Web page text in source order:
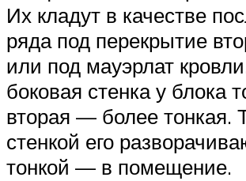
Их кладут в качестве
ряда под перекрытие
или под мауэрлат
боковая стенка у блока
вторая — более тонкая.
стенкой его
тонкой — в помещение.